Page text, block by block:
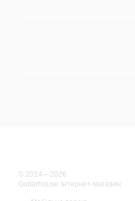
© 2014—2026
Guitarhouse інтернет-магазин